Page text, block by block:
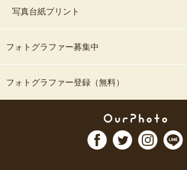
写真台紙プリント
フォトグラファー募集中
フォトグラファー登録（無料）